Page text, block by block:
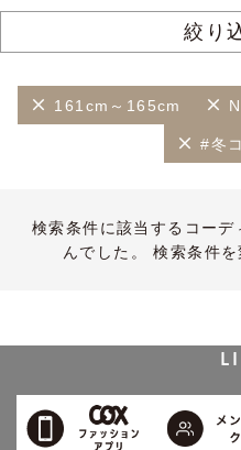
絞り
161cm～165cm
#冬
検索条件に該当するコー
んでした。 検索条件を